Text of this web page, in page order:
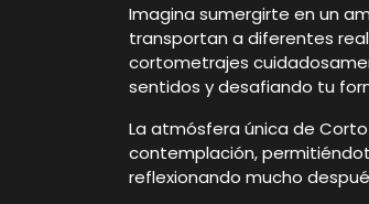
Imagina sumergirte en un
transportan a diferentes
cortometrajes
sentidos y desafiando tu
La atmósfera única de
contemplación,
reflexionando mucho